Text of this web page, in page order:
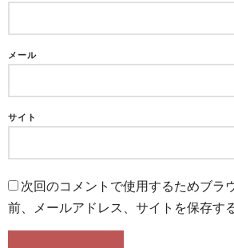
メール
サイト
次回のコメントで使用するためブラ
前、メールアドレス、サイトを保存する